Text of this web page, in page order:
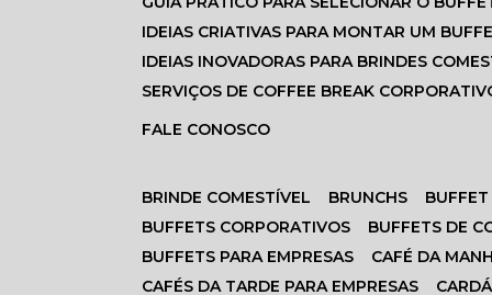
IDEIAS CRIATIVAS PARA MONTAR UM
IDEIAS INOVADORAS PARA BRINDES
SERVIÇOS DE COFFEE BREAK
FALE CONOSCO
BRINDE COMESTÍVEL BRUNCHS
BUFFETS CORPORATIVOS
BUFFETS DE
BUFFETS PARA EMPRESAS
CAFÉ DA
CAFÉS DA TARDE PARA EMPRESAS